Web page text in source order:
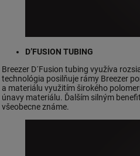
D’FUSION TUBING
Breezer D´Fusion tubing využíva
technológia posilňuje rámy Breezer
a materiálu využitím širokého
únavy materiálu. Ďalším silným
všeobecne známe.